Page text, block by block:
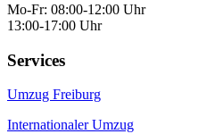
Mo-Fr: 08:00-12:00 Uhr
13:00-17:00 Uhr
Services
Umzug Freiburg
Internationaler Umzug